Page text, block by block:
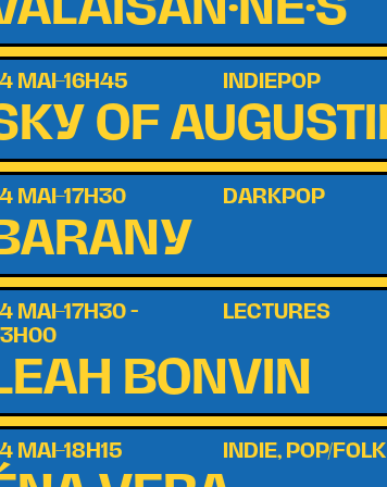
MAI–16H45 INDIEPOP
OF
MAI–17H30 DARKPOP
MAI–17H30 - LECTURES
BONVIN
MAI–18H15 INDIE, POP/FOLK